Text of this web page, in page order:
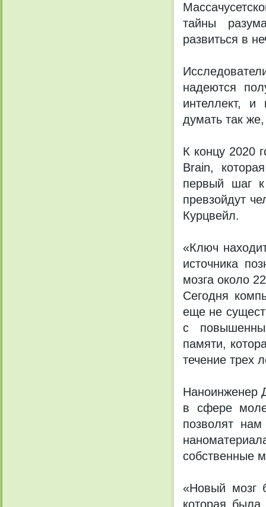
тайны
развиться в
надеются
интеллект,
думать так
К концу 2020
Brain,
первый шаг
превзойдут
Курцвейл.
«Ключ
источника
мозга около
Сегодня
еще не
с
памяти,
течение трех
Наноинженер
в сфере
позволят
собственные
«Новый мозг
которая